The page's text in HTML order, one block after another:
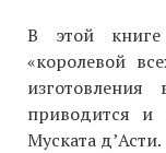
В этой
«королевой
приводится и
Муската д’Асти.